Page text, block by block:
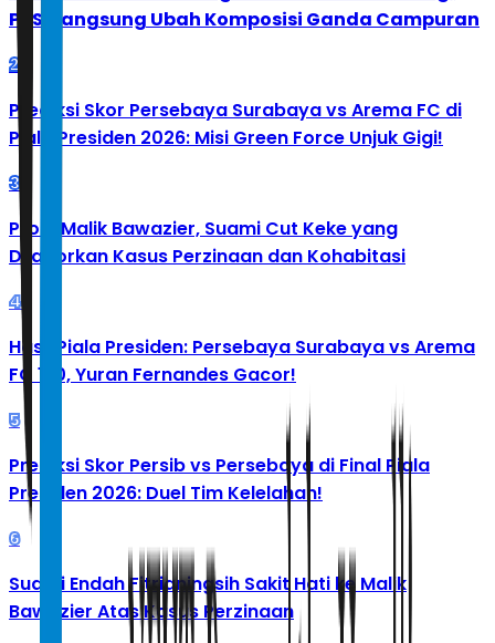
PBSI Langsung Ubah Komposisi Ganda Campuran
2
Prediksi Skor Persebaya Surabaya vs Arema FC di
Piala Presiden 2026: Misi Green Force Unjuk Gigi!
3
Profil Malik Bawazier, Suami Cut Keke yang
Dilaporkan Kasus Perzinaan dan Kohabitasi
4
Hasil Piala Presiden: Persebaya Surabaya vs Arema
FC 1-0, Yuran Fernandes Gacor!
5
Prediksi Skor Persib vs Persebaya di Final Piala
Presiden 2026: Duel Tim Kelelahan!
6
Suami Endah Fitrianingsih Sakit Hati ke Malik
Bawazier Atas Kasus Perzinaan